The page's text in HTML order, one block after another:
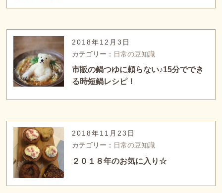
2018年12月3日
カテゴリー： 日常の豆知識
市販の鍋つゆに頼らない♪15分ででき
る時短鍋レシピ！
2018年11月23日
カテゴリー： 日常の豆知識
２０１８年のお気に入り☆